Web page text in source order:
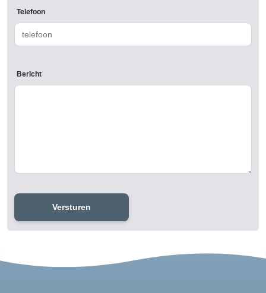
Telefoon
Bericht
Versturen